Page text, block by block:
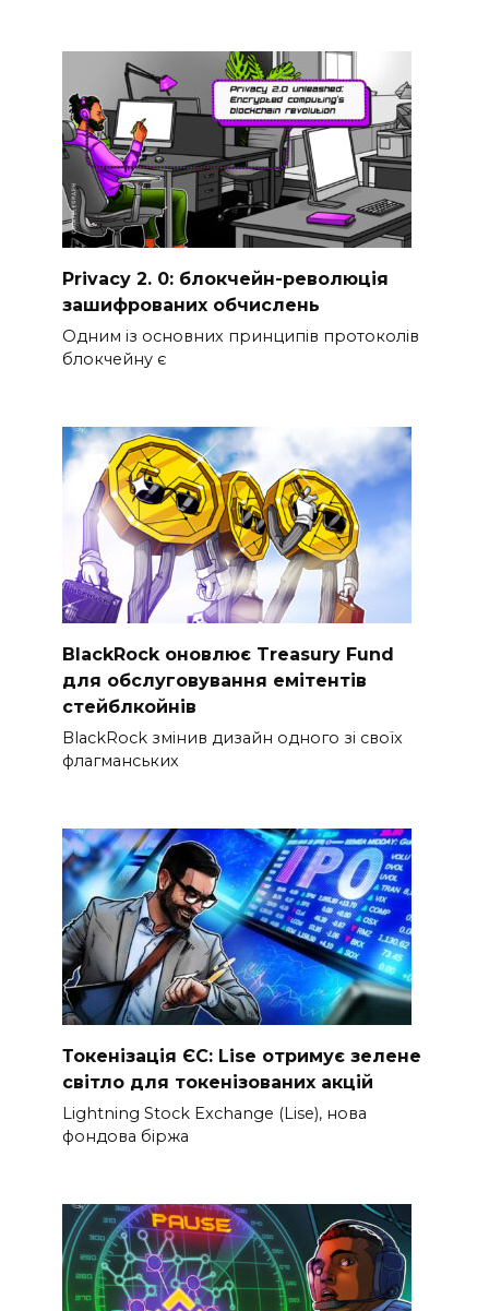
Privacy 2. 0: блокчейн-революція
зашифрованих обчислень
Одним із основних принципів протоколів
блокчейну є
BlackRock оновлює Treasury Fund
для обслуговування емітентів
стейблкойнів
BlackRock змінив дизайн одного зі своїх
флагманських
Токенізація ЄС: Lise отримує зелене
світло для токенізованих акцій
Lightning Stock Exchange (Lise), нова
фондова біржа